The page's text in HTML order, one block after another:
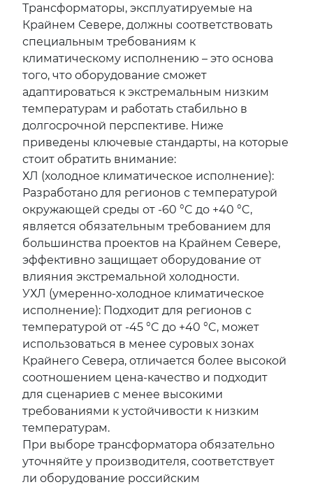
Трансформаторы, эксплуатируемые на
Крайнем Севере, должны соответствовать
специальным требованиям к
климатическому исполнению – это основа
того, что оборудование сможет
адаптироваться к экстремальным низким
температурам и работать стабильно в
долгосрочной перспективе. Ниже
приведены ключевые стандарты, на которые
стоит обратить внимание:
ХЛ (холодное климатическое исполнение):
Разработано для регионов с температурой
окружающей среды от -60 °C до +40 °C,
является обязательным требованием для
большинства проектов на Крайнем Севере,
эффективно защищает оборудование от
влияния экстремальной холодности.
УХЛ (умеренно-холодное климатическое
исполнение): Подходит для регионов с
температурой от -45 °C до +40 °C, может
использоваться в менее суровых зонах
Крайнего Севера, отличается более высокой
соотношением цена-качество и подходит
для сценариев с менее высокими
требованиями к устойчивости к низким
температурам.
При выборе трансформатора обязательно
уточняйте у производителя, соответствует
ли оборудование российским